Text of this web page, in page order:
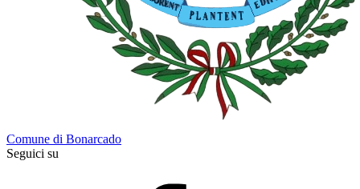
Comune di Bonarcado
Seguici su